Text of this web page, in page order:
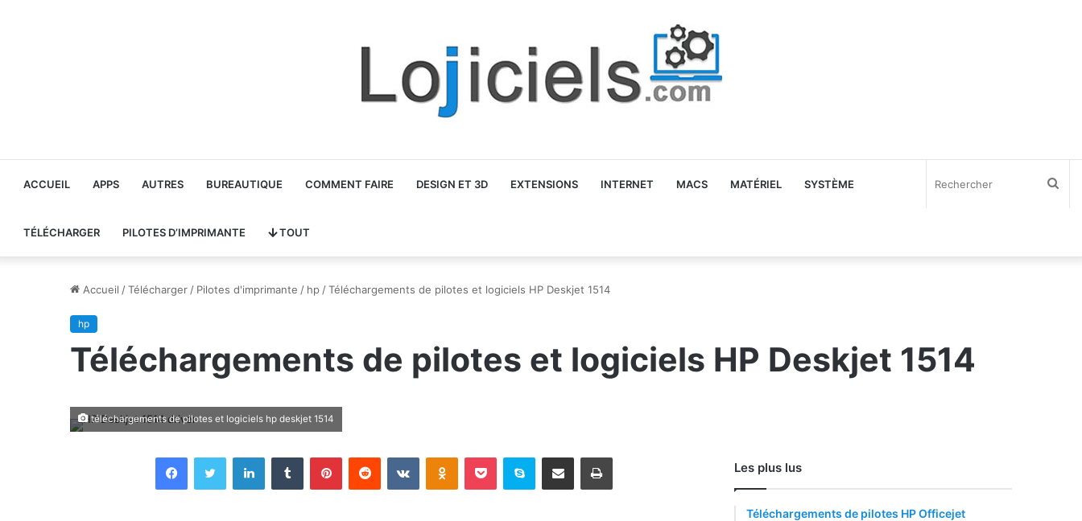
ACCUEIL APPS AUTRES BUREAUTIQUE COMMENT FAIRE DESIGN ET 3D EXTENSIONS INTERNET MACS MATÉRIEL SYSTÈME
TÉLÉCHARGER PILOTES D’IMPRIMANTE TOUT
Accueil /Télécharger / Pilotes d'imprimante / hp /Téléchargements de pilotes et logiciels HP Deskjet 1514
hp
Téléchargements de pilotes et logiciels HP Deskjet 1514
téléchargements de pilotes et logiciels hp deskjet 1514
FacebookTwitter LinkedinTumblr PinterestReddit VKontakteOdnoklassniki
Pocket Skype Partager par email Imprimer
Les plus lus
Téléchargements de pilotes HP Officejet